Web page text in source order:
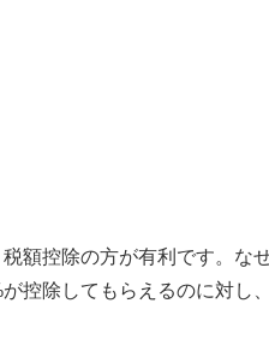
額控除の方が有利です。な
控除してもらえるのに対し